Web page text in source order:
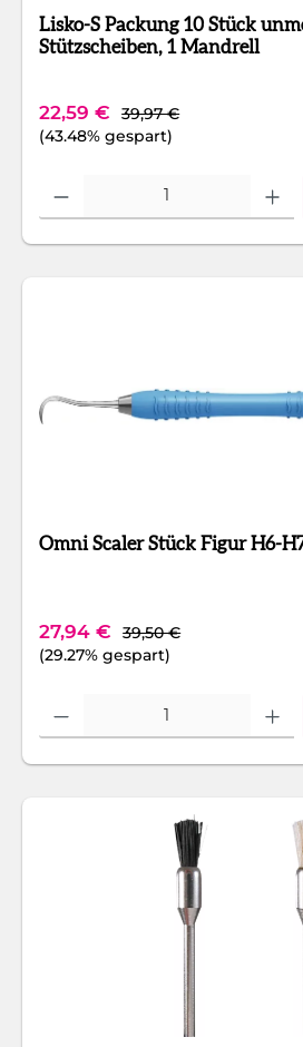
Lisko-S Packung 10 Stück unmontiert, türkis, 4
Stützscheiben, 1 Mandrell
Verkaufspreis:
22,59 € Regulärer Preis:
39,97 €
(43.48% gespart)
Produkt Anzahl: Gib den gewünschten
Omni Scaler Stück
Verkaufspreis:
27,94 € Regulärer Preis:
39,50 €
(29.27% gespart)
Produkt Anzahl: Gib den gewünschten